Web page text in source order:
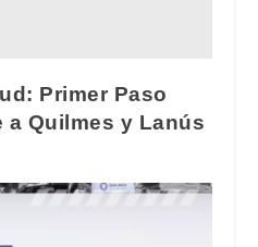
Primer Paso
Quilmes y Lanús